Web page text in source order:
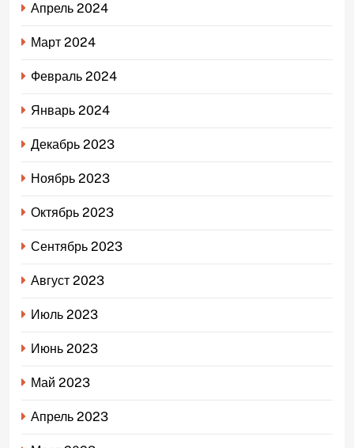
Апрель 2024
Март 2024
Февраль 2024
Январь 2024
Декабрь 2023
Ноябрь 2023
Октябрь 2023
Сентябрь 2023
Август 2023
Июль 2023
Июнь 2023
Май 2023
Апрель 2023